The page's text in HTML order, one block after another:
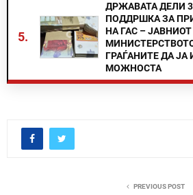
5.
ДРЖАВАТА ДЕЛИ
ПОДДРШКА ЗА
НА ГАС –
ГРАЃАНИТЕ ДА ЈА
МОЖНОСТА
PREVIOUS POST